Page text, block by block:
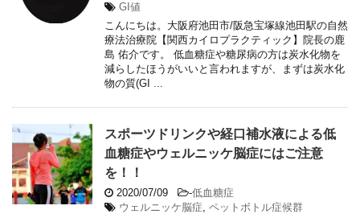
GI値
こんにちは。大阪府池田市/阪急宝塚線池田駅の自然
療法治療院【関西カイロプラクティック】院長の鹿
島 佑介です。 低血糖症や糖尿病の方は炭水化物を
減らしたほうがいいと言われますが、まずは炭水化
物の質(GI ...
スポーツドリンクや経口補水液による低
血糖症やウェルニッケ脳症にはご注意
を！！
2020/07/09 -低血糖症
ウェルニッケ脳症, ペットボトル症候群